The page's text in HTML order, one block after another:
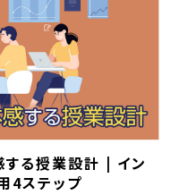
る授業設計 | イン
4ステップ